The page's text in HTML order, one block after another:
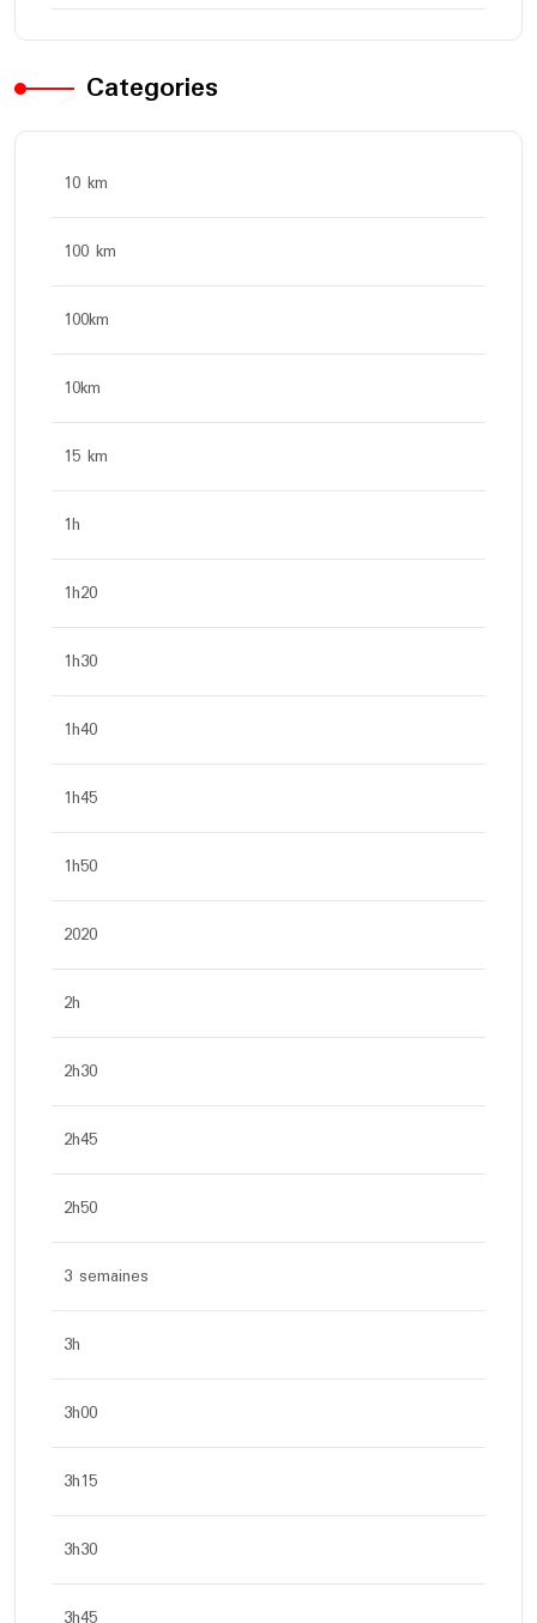
Categories
10 km
100 km
100km
10km
15 km
1h
1h20
1h30
1h40
1h45
1h50
2020
2h
2h30
2h45
2h50
3 semaines
3h
3h00
3h15
3h30